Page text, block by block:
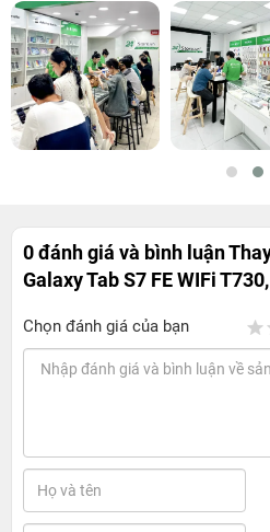
0 đánh giá và bình luận
Galaxy Tab S7 FE WIFi
Chọn đánh giá của bạn